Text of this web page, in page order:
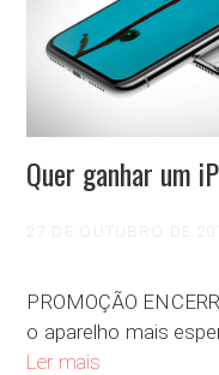
Quer ganhar um
27 DE OUTUBRO DE
PROMOÇÃO
o aparelho mais
Ler mais